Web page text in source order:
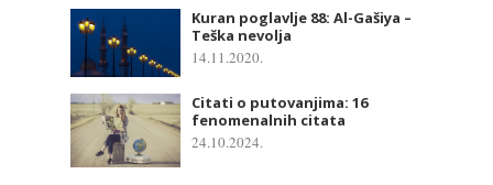
Kuran poglavlje 88: Al-Gašiya –
Teška nevolja
14.11.2020.
Citati o putovanjima: 16
fenomenalnih citata
24.10.2024.